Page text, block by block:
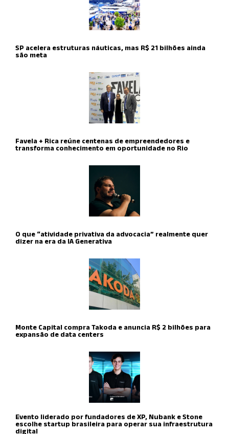
SP acelera estruturas náuticas, mas R$ 21 bilhões ainda
são meta
Favela + Rica reúne centenas de empreendedores e
transforma conhecimento em oportunidade no Rio
O que “atividade privativa da advocacia” realmente quer
dizer na era da IA Generativa
Monte Capital compra Takoda e anuncia R$ 2 bilhões para
expansão de data centers
Evento liderado por fundadores de XP, Nubank e Stone
escolhe startup brasileira para operar sua infraestrutura
digital